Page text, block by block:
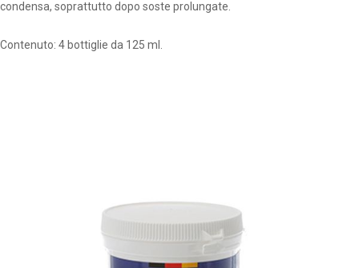
condensa, soprattutto dopo soste prolungate.
Contenuto: 4 bottiglie da 125 ml.